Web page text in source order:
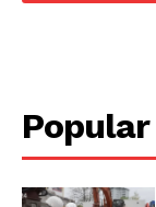
Popular